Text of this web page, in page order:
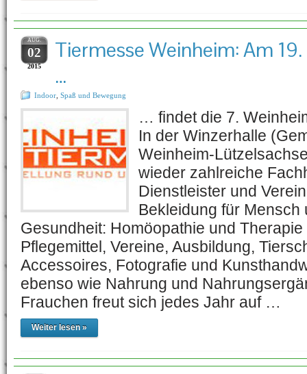
AUG.
02
2015
Tiermesse Weinheim: Am
…
Indoor Spaß und Bewegung
… findet die 7.
In der Winzerhalle
Weinheim-
wieder zahlreiche
Dienstleister und
Bekleidung für Mensch
Gesundheit: Homöopathie und
Pflegemittel, Vereine, Ausbildung,
Accessoires, Fotografie und
ebenso wie Nahrung und
Frauchen freut sich jedes Jahr auf …
Weiter lesen »